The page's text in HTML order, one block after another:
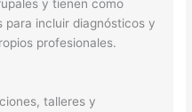
y tienen como
para incluir diagnósticos y
profesionales.
talleres y